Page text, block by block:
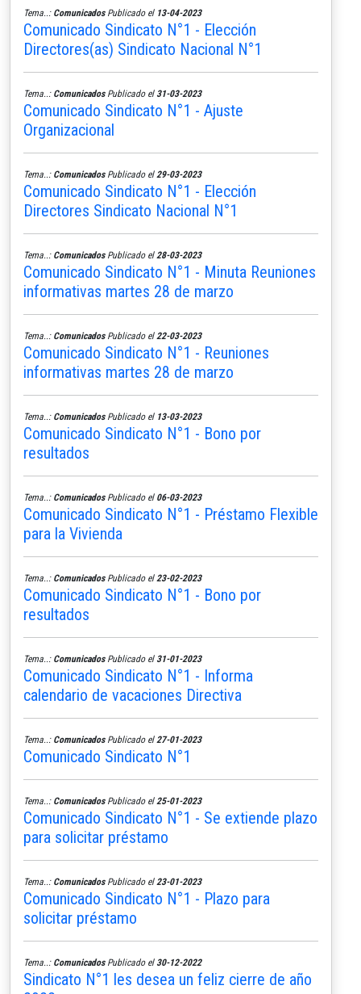
Tema..: ComunicadosPublicado el 13-04-2023
Comunicado Sindicato N°1 - Elección
Directores(as) Sindicato Nacional N°1
Tema..: ComunicadosPublicado el 31-03-2023
Comunicado Sindicato N°1 - Ajuste
Organizacional
Tema..: ComunicadosPublicado el 29-03-2023
Comunicado Sindicato N°1 - Elección
Directores Sindicato Nacional N°1
Tema..: ComunicadosPublicado el 28-03-2023
Comunicado Sindicato N°1 - Minuta Reuniones
informativas martes 28 de marzo
Tema..: ComunicadosPublicado el 22-03-2023
Comunicado Sindicato N°1 - Reuniones
informativas martes 28 de marzo
Tema..: ComunicadosPublicado el 13-03-2023
Comunicado Sindicato N°1 - Bono por
resultados
Tema..: ComunicadosPublicado el 06-03-2023
Comunicado Sindicato N°1 - Préstamo Flexible
para la Vivienda
Tema..: ComunicadosPublicado el 23-02-2023
Comunicado Sindicato N°1 - Bono por
resultados
Tema..: ComunicadosPublicado el 31-01-2023
Comunicado Sindicato N°1 - Informa
calendario de vacaciones Directiva
Tema..: ComunicadosPublicado el 27-01-2023
Comunicado Sindicato N°1
Tema..: ComunicadosPublicado el 25-01-2023
Comunicado Sindicato N°1 - Se extiende plazo
para solicitar préstamo
Tema..: ComunicadosPublicado el 23-01-2023
Comunicado Sindicato N°1 - Plazo para
solicitar préstamo
Tema..: ComunicadosPublicado el 30-12-2022
Sindicato N°1 les desea un feliz cierre de año